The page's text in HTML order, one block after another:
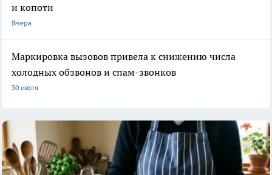
и копоти
Вчера
Маркировка вызовов привела к снижению числа
холодных обзвонов и спам-звонков
30 июля